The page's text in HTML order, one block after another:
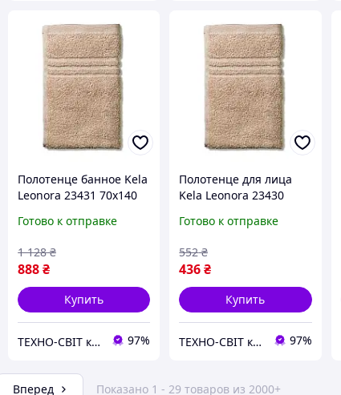
Полотенце банное Kela
Leonora 23431 70х140
Готово к отправке
888₴
1 128 ₴
Купить
ТЕХНО-СВІТ компьютерна техніка, мобільні аксесуари, електронна техніка та багато іншого. 97%
Полотенце для лица
Kela Leonora 23430
розовое
Готово к отправке
436₴
552 ₴
Купить
ТЕХНО-СВІТ компьютерна техніка, мобільні аксесуари, електронна техніка та багато іншого. 97%
Вперед Показано 1 - 29 товаров из 2000+